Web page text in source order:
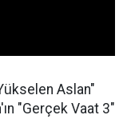
Aslan"
"Gerçek Vaat 3"